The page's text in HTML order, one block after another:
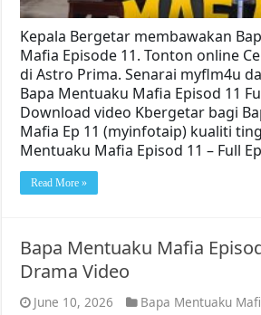
Kepala Bergetar membawakan
Mafia Episode 11. Tonton online
di Astro Prima. Senarai myflm4u
Bapa Mentuaku Mafia Episod 11
Download video Kbergetar bagi
Mafia Ep 11 (myinfotaip) kualiti
Mentuaku Mafia Episod 11 – Full
Read More »
Bapa Mentuaku Mafia
Drama Video
June 10, 2026 Bapa Mentuaku